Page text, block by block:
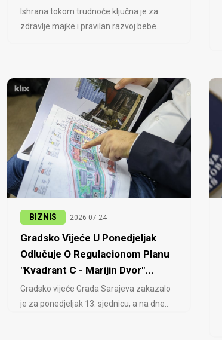
Ishrana tokom trudnoće ključna je za
zdravlje majke i pravilan razvoj bebe...
BIZNIS 2026-07-24
Gradsko Vijeće U Ponedjeljak
Odlučuje O Regulacionom Planu
"Kvadrant C - Marijin Dvor"...
Gradsko vijeće Grada Sarajeva zakazalo
je za ponedjeljak 13. sjednicu, a na dne..